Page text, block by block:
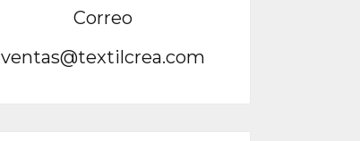
Correo
ventas@textilcrea.com